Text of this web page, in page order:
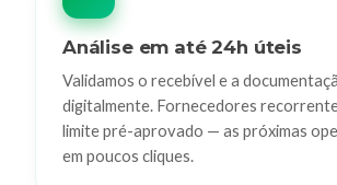
Análise em até 24h úteis
Validamos o recebível e a
digitalmente. Fornecedores
limite pré-aprovado — as próximas
em poucos cliques.